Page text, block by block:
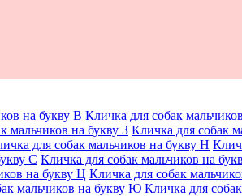
на букву В Кличка для собак
мальчиков на букву З Кличка для собак
для собак мальчиков на букву Н
С Кличка для собак мальчиков на
на букву Ц Кличка для собак
мальчиков на букву Ю Кличка для